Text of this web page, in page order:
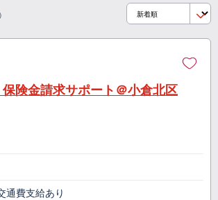
保険金請求サポート＠小倉北区
通費支給あり